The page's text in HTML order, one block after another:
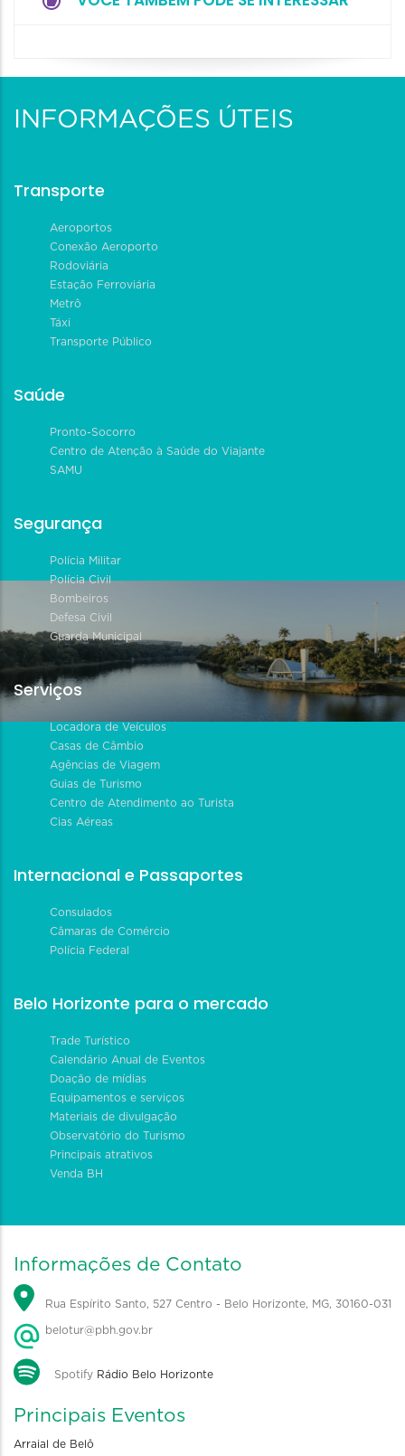
INFORMAÇÕES ÚTEIS
Transporte
Aeroportos
Conexão Aeroporto
Rodoviária
Estação Ferroviária
Metrô
Táxi
Transporte Público
Saúde
Pronto-Socorro
Centro de Atenção à Saúde do Viajante
SAMU
Segurança
Polícia Militar
Polícia Civil
Bombeiros
Defesa Civil
Guarda Municipal
Serviços
Locadora de Veículos
Casas de Câmbio
Agências de Viagem
Guias de Turismo
Centro de Atendimento ao Turista
Cias Aéreas
Internacional e Passaportes
Consulados
Câmaras de Comércio
Polícia Federal
Belo Horizonte para o mercado
Trade Turístico
Calendário Anual de Eventos
Doação de mídias
Equipamentos e serviços
Materiais de divulgação
Observatório do Turismo
Principais atrativos
Venda BH
Informações de Contato
Rua Espírito Santo, 527 Centro - Belo Horizonte, MG, 30160-031
belotur@pbh.gov.br
Spotify Rádio Belo Horizonte
Principais Eventos
Arraial de Belô